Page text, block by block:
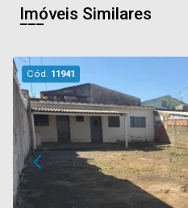
Imóveis Similares
Cód. 11941